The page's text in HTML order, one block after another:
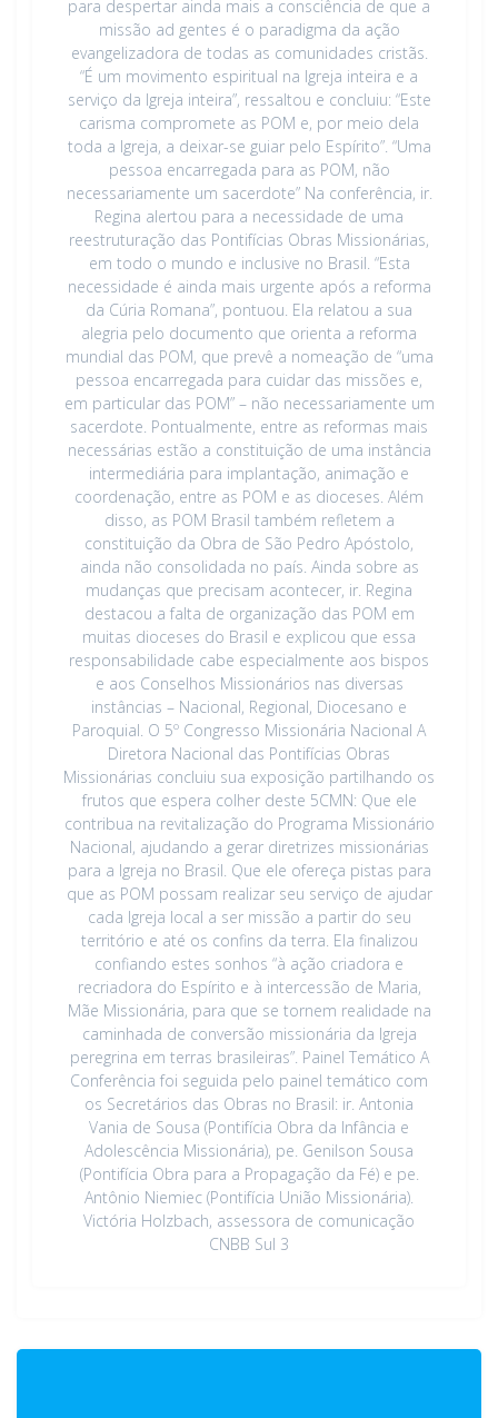
para despertar ainda mais a consciência de que a
missão ad gentes é o paradigma da ação
evangelizadora de todas as comunidades cristãs.
“É um movimento espiritual na Igreja inteira e a
serviço da Igreja inteira”, ressaltou e concluiu: “Este
carisma compromete as POM e, por meio dela
toda a Igreja, a deixar-se guiar pelo Espírito”. “Uma
pessoa encarregada para as POM, não
necessariamente um sacerdote” Na conferência, ir.
Regina alertou para a necessidade de uma
reestruturação das Pontifícias Obras Missionárias,
em todo o mundo e inclusive no Brasil. “Esta
necessidade é ainda mais urgente após a reforma
da Cúria Romana”, pontuou. Ela relatou a sua
alegria pelo documento que orienta a reforma
mundial das POM, que prevê a nomeação de “uma
pessoa encarregada para cuidar das missões e,
em particular das POM” – não necessariamente um
sacerdote. Pontualmente, entre as reformas mais
necessárias estão a constituição de uma instância
intermediária para implantação, animação e
coordenação, entre as POM e as dioceses. Além
disso, as POM Brasil também refletem a
constituição da Obra de São Pedro Apóstolo,
ainda não consolidada no país. Ainda sobre as
mudanças que precisam acontecer, ir. Regina
destacou a falta de organização das POM em
muitas dioceses do Brasil e explicou que essa
responsabilidade cabe especialmente aos bispos
e aos Conselhos Missionários nas diversas
instâncias – Nacional, Regional, Diocesano e
Paroquial. O 5º Congresso Missionária Nacional A
Diretora Nacional das Pontifícias Obras
Missionárias concluiu sua exposição partilhando os
frutos que espera colher deste 5CMN: Que ele
contribua na revitalização do Programa Missionário
Nacional, ajudando a gerar diretrizes missionárias
para a Igreja no Brasil. Que ele ofereça pistas para
que as POM possam realizar seu serviço de ajudar
cada Igreja local a ser missão a partir do seu
território e até os confins da terra. Ela finalizou
confiando estes sonhos “à ação criadora e
recriadora do Espírito e à intercessão de Maria,
Mãe Missionária, para que se tornem realidade na
caminhada de conversão missionária da Igreja
peregrina em terras brasileiras”. Painel Temático A
Conferência foi seguida pelo painel temático com
os Secretários das Obras no Brasil: ir. Antonia
Vania de Sousa (Pontifícia Obra da Infância e
Adolescência Missionária), pe. Genilson Sousa
(Pontifícia Obra para a Propagação da Fé) e pe.
Antônio Niemiec (Pontifícia União Missionária).
Victória Holzbach, assessora de comunicação
CNBB Sul 3